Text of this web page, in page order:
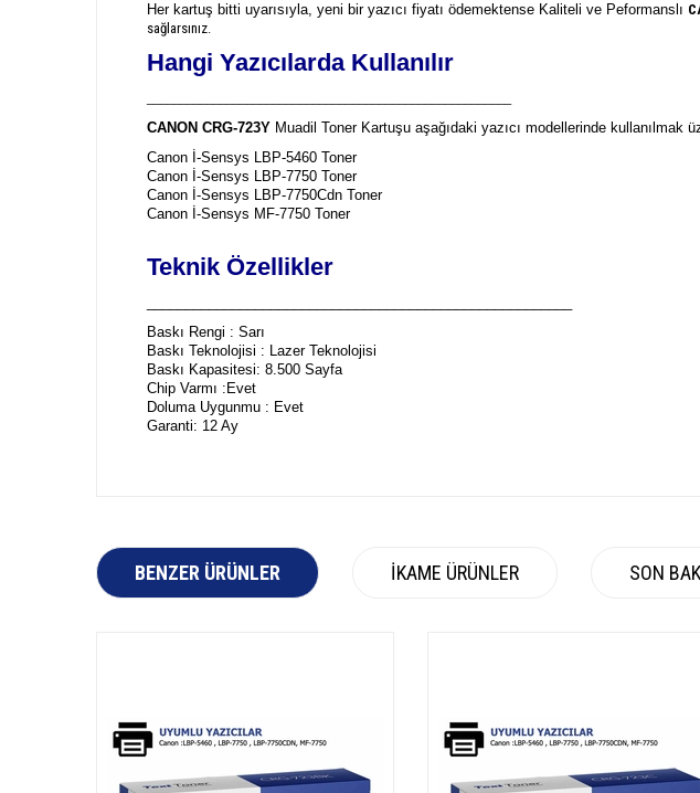
Her kartuş bitti uyarısıyla, yeni bir yazıcı fiyatı ödemektense Kaliteli ve Peformanslı
sağlarsınız.
Hangi Yazıcılarda Kullanılır
CANON CRG-723Y Muadil Toner Kartuşu aşağıdaki yazıcı modellerinde kullanılmak
Canon İ-Sensys LBP-5460 Toner
Canon İ-Sensys LBP-7750 Toner
Canon İ-Sensys LBP-7750Cdn Toner
Canon İ-Sensys MF-7750 Toner
Teknik Özellikler
Baskı Rengi : Sarı
Baskı Teknolojisi : Lazer Teknolojisi
Baskı Kapasitesi: 8.500 Sayfa
Chip Varmı :Evet
Doluma Uygunmu : Evet
Garanti: 12 Ay
BENZER ÜRÜNLER İKAME ÜRÜNLER SON